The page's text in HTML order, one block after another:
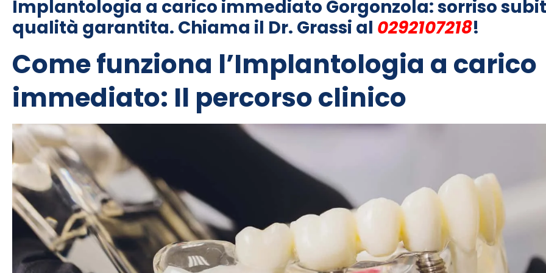
Implantologia a carico immediato Gorgonzola: sorriso
qualità garantita. Chiama il Dr. Grassi al 0292107218!
Come funziona l’Implantologia a carico
immediato: Il percorso clinico